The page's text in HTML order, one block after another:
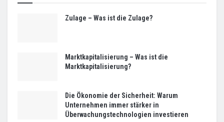
Zulage – Was ist die Zulage?
Marktkapitalisierung – Was ist die
Marktkapitalisierung?
Die Ökonomie der Sicherheit: Warum
Unternehmen immer stärker in
Überwachungstechnologien investieren